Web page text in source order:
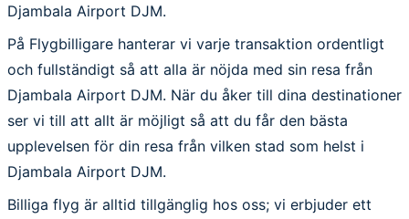
Djambala Airport DJM.
På Flygbilligare hanterar vi varje transaktion ordentligt
och fullständigt så att alla är nöjda med sin resa från
Djambala Airport DJM. När du åker till dina destinationer
ser vi till att allt är möjligt så att du får den bästa
upplevelsen för din resa från vilken stad som helst i
Djambala Airport DJM.
Billiga flyg är alltid tillgänglig hos oss; vi erbjuder ett